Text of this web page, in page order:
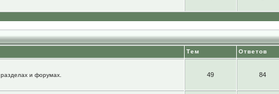
Тем Ответов
и форумах.
49 84